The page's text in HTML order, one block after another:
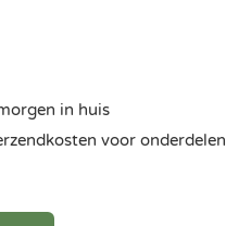
in huis
voor onderdelen